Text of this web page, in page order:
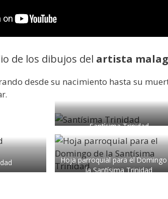
de los dibujos del artista
desde su nacimiento hasta su
Santísima Trinidad
Hoja parroquial para el
la Santísima Trinidad